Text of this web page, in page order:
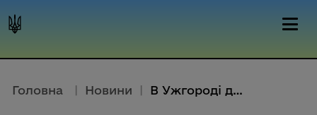
Головна | Новини | В Ужгороді до Дня Соборності У...